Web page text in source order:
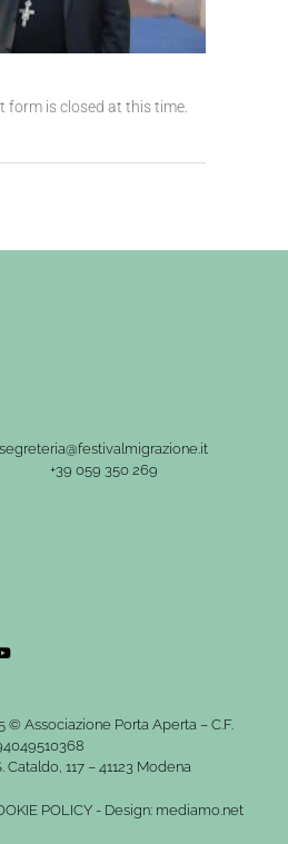
form is closed at this time.
segreteria@festivalmigrazione.it
+39 059 350 269
© Associazione Porta Aperta – C.F.
117 – 41123 Modena
POLICY - Design: mediamo.net